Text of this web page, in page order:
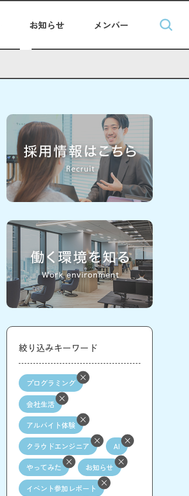
お知らせ メンバー
絞り込みキーワード
プログラミング
会社生活
アルバイト体験
クラウドエンジニア AI
やってみた お知らせ
イベント参加レポート